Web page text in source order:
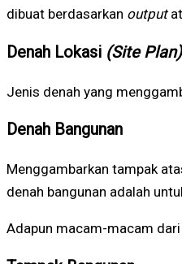
dibuat berdasarkan output
Denah Lokasi (Site Plan)
Jenis denah yang
Denah Bangunan
Menggambarkan tampak
denah bangunan adalah
Adapun macam-macam dari